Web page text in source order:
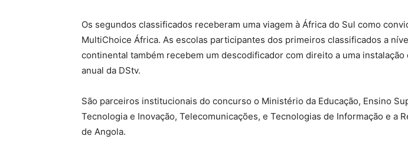
Os segundos classificados receberam uma viagem à África do Sul como
MultiChoice África. As escolas participantes dos primeiros classificados a
continental também recebem um descodificador com direito a uma instalação
anual da DStv.
São parceiros institucionais do concurso o Ministério da Educação, Ensino
Tecnologia e Inovação, Telecomunicações, e Tecnologias de Informação e a
de Angola.